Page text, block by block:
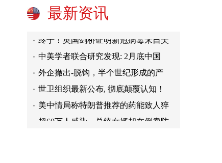
最新资讯
正确看待中国与世界关系
中美学者联合研究发现: 2月底中国
外企撤出-脱钩，半个世纪形成的产
世卫组织最新公布, 彻底颠覆认知！
美中情局称特朗普推荐的药能致人猝
超60万人感染，总统女婿却在倒卖防